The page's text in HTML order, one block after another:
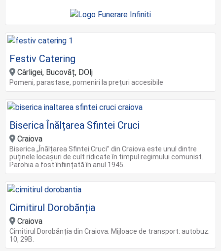
Festiv Catering
Cârligei, Bucovăț, DOlj
Pomeni, parastase, pomeniri la prețuri accesibile
Biserica Înălțarea Sfintei Cruci
Craiova
Biserica „Înălțarea Sfintei Cruci” din Craiova este unul dintre
puținele locașuri de cult ridicate în timpul regimului comunist.
Parohia a fost înființată în anul 1945.
Cimitirul Dorobănția
Craiova
Cimitirul Dorobănția din Craiova. Mijloace de transport: autobuz:
10, 29B.